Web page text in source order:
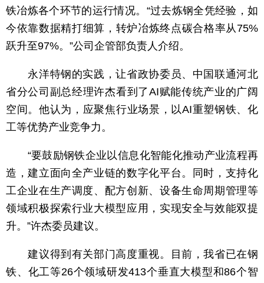
铁冶炼各个环节的运行情况。“过去炼钢全凭经验，如
今依靠数据精打细算，转炉冶炼终点碳合格率从75%
跃升至97%。”公司企管部负责人介绍。
永洋特钢的实践，让省政协委员、中国联通河北
省分公司副总经理许杰看到了AI赋能传统产业的广阔
空间。他认为，应聚焦行业场景，以AI重塑钢铁、化
工等优势产业竞争力。
“要鼓励钢铁企业以信息化智能化推动产业流程再
造，建立面向全产业链的数字化平台。同时，支持化
工企业在生产调度、配方创新、设备生命周期管理等
领域积极探索行业大模型应用，实现安全与效能双提
升。”许杰委员建议。
建议得到有关部门高度重视。目前，我省已在钢
铁、化工等26个领域研发413个垂直大模型和86个智